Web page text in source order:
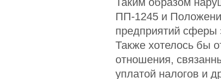
ПП-1245 и
предприятий сферы
Также хотелось бы
отношения,
уплатой налогов и